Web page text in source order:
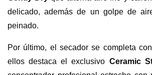
delicado, además de un golpe de
peinado.
Por último, el secador se completa
ellos destaca el exclusivo Ceramic